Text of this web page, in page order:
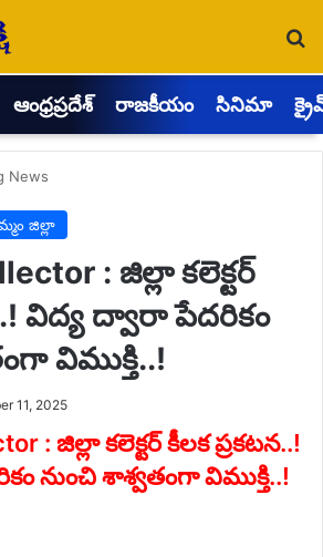
ఆంధ్రప్రదేశ్ రాజకీయం సినిమా
News
జిల్లా
: జిల్లా కలెక్టర్
విద్య ద్వారా పేదరికం
విముక్తి..!
11, 2025
: జిల్లా కలెక్టర్ కీలక ప్రకటన..!
నుంచి శాశ్వతంగా విముక్తి..!